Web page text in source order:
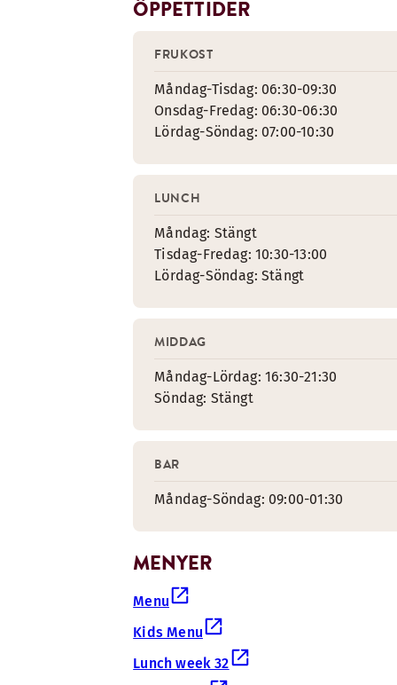
ÖPPETTIDER
FRUKOST
Måndag-Tisdag: 06:30-09:30
Onsdag-Fredag: 06:30-06:30
Lördag-Söndag: 07:00-10:30
LUNCH
Måndag: Stängt
Tisdag-Fredag: 10:30-13:00
Lördag-Söndag: Stängt
MIDDAG
Måndag-Lördag: 16:30-21:30
Söndag: Stängt
BAR
Måndag-Söndag: 09:00-01:30
MENYER
Menu
Kids Menu
Lunch week 32